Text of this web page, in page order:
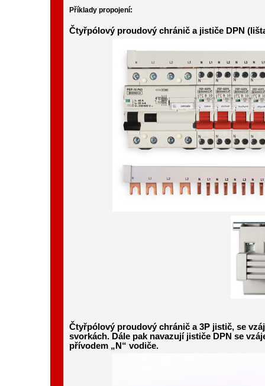
Příklady propojení:
Čtyřpólový proudový chránič a jističe DPN
Čtyřpólový proudový chránič a 3P jistič, se
svorkách. Dále pak navazují jističe DPN se
přívodem „N“ vodiče.